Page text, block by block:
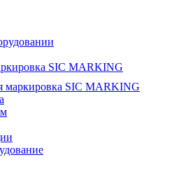
SIC MARKING
маркировка SIC MARKING